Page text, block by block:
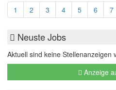
1 2 3 4 5 6 7
Neuste Jobs
Aktuell sind keine Stellenanzeigen
Anzeige